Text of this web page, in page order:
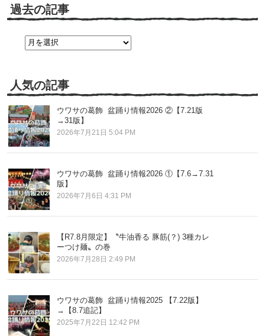
過去の記事
人気の記事
ウワサの葛飾 盆踊り情報2026 ②【7.21版
→31版】
2026年7月21日 5:04 PM
ウワサの葛飾 盆踊り情報2026 ①【7.6→7.31
版】
2026年7月6日 4:31 PM
【R7.8月限定】〝牛油香る 豚筋(？) 3種カレ
ーつけ麺〟の巻
2026年7月28日 2:49 PM
ウワサの葛飾 盆踊り情報2025 【7.22版】
→【8.7追記】
2025年7月22日 12:42 PM